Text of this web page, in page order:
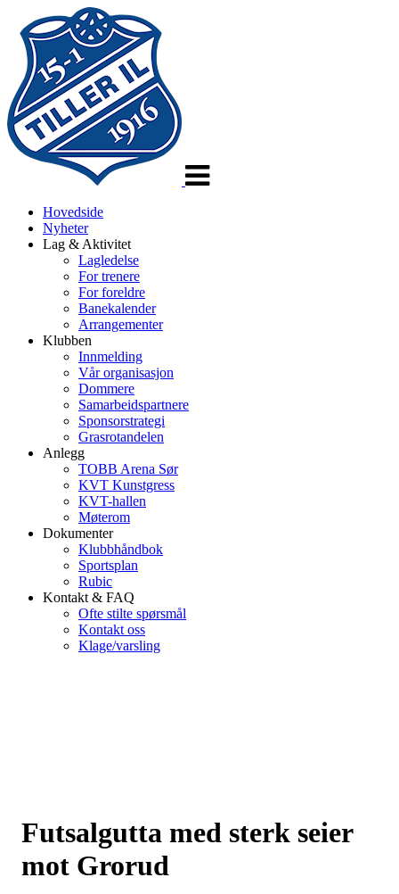
Hovedside
Nyheter
Lag & Aktivitet
Lagledelse
For trenere
For foreldre
Banekalender
Arrangementer
Klubben
Innmelding
Vår organisasjon
Dommere
Samarbeidspartnere
Sponsorstrategi
Grasrotandelen
Anlegg
TOBB Arena Sør
KVT Kunstgress
KVT-hallen
Møterom
Dokumenter
Klubbhåndbok
Sportsplan
Rubic
Kontakt & FAQ
Ofte stilte spørsmål
Kontakt oss
Klage/varsling
Futsalgutta med sterk seier
mot Grorud